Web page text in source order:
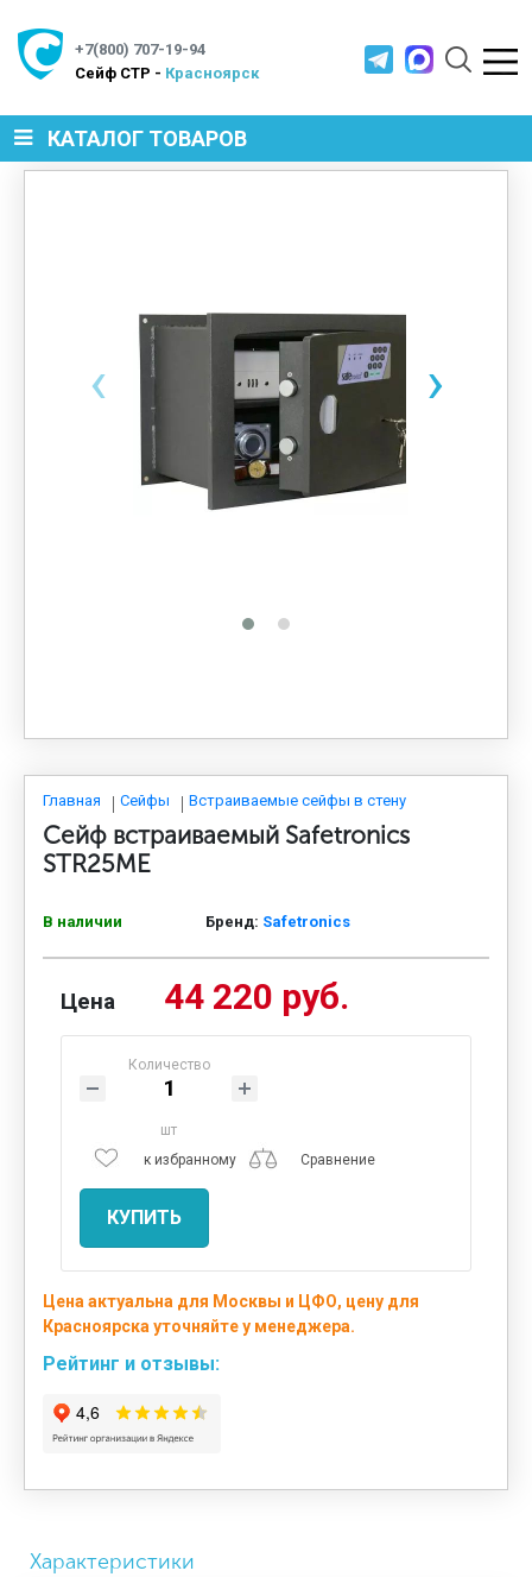
+7(800) 707-19-94
Cейф СТР - Красноярск
КАТАЛОГ ТОВАРОВ
МЕТАЛЛИЧЕСКИЕ СТЕЛЛАЖИ
ПРОИЗВОДСТВЕННАЯ МЕБЕЛЬ
СИСТЕМЫ ХРАНЕНИЯ
МЕБЕЛЬ ДЛЯ ДОМА
МЕБЕЛЬ ДЛЯ СТОЛОВЫХ
СТАЛЬНЫЕ ДВЕРИ
‹ ›
Главная Сейфы Встраиваемые сейфы в стену
Сейф встраиваемый Safetronics
STR25ME
В наличии Бренд: Safetronics
Цена 44 220 руб.
Количество
шт
к избранному
Сравнение
КУПИТЬ
Цена актуальна для Москвы и ЦФО, цену для
Красноярска уточняйте у менеджера.
Рейтинг и отзывы:
Характеристики